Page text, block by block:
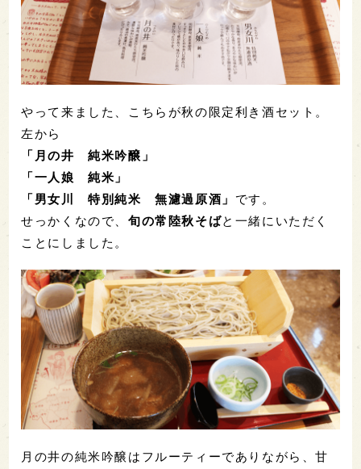
やって来ました、こちらが秋の限定利き酒セット。
左から
「月の井 純米吟醸」
「一人娘 純米」
「男女川 特別純米 無濾過原酒」 です。
せっかくなので、旬の常陸秋そばと一緒にいただく
ことにしました。
月の井の純米吟醸はフルーティーでありながら、甘